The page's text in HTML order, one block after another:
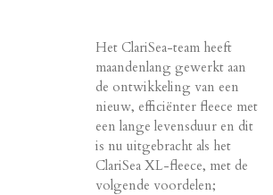
Het ClariSea-team heeft
maandenlang gewerkt aan
de ontwikkeling van een
nieuw, efficiënter fleece met
een lange levensduur en dit
is nu uitgebracht als het
ClariSea XL-fleece, met de
volgende voordelen;